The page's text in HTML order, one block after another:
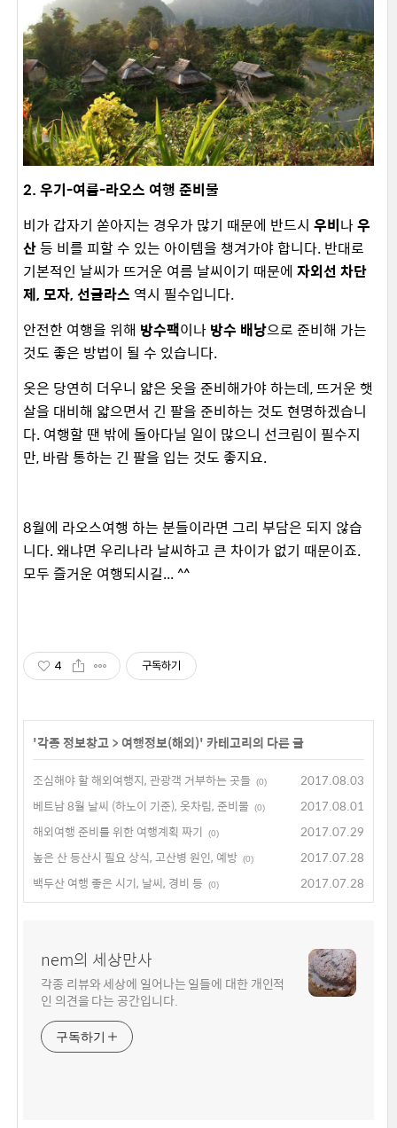
2. 우기-여름-라오스 여행 준비물
비가 갑자기 쏟아지는 경우가 많기 때문에 반드시 우비나우
산등 비를 피할 수 있는 아이템을 챙겨가야 합니다. 반대로
기본적인 날씨가 뜨거운 여름 날씨이기 때문에 자외선 차단
제, 모자, 선글라스 역시 필수입니다.
안전한 여행을 위해 방수팩이나 방수 배낭으로 준비해 가는
것도 좋은 방법이 될 수 있습니다.
옷은 당연히 더우니 얇은 옷을 준비해가야 하는데, 뜨거운 햇
살을 대비해 얇으면서 긴 팔을 준비하는 것도 현명하겠습니
다. 여행할 땐 밖에 돌아다닐 일이 많으니 선크림이 필수지
만, 바람 통하는 긴 팔을 입는 것도 좋지요.
8월에 라오스여행 하는 분들이라면 그리 부담은 되지 않습
니다. 왜냐면 우리나라 날씨하고 큰 차이가 없기 때문이죠.
모두 즐거운 여행되시길... ^^
4 구독하기
'각종 정보창고> 여행정보(해외)' 카테고리의 다른 글
조심해야 할 해외여행지, 관광객 거부하는 곳들 (0)
2017.08.03
베트남 8월 날씨 (하노이 기준), 옷차림, 준비물 (0)
2017.08.01
해외여행 준비를 위한 여행계획 짜기
(0)
2017.07.29
높은 산 등산시 필요 상식, 고산병 원인, 예방 (0)
2017.07.28
백두산 여행 좋은 시기, 날씨, 경비 등 (0) 2017.07.28
nem의 세상만사
각종 리뷰와 세상에 일어나는 일들에 대한 개인적
인 의견을 다는 공간입니다.
구독하기